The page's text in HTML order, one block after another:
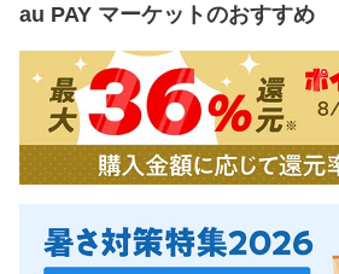
au PAY マーケットのおすすめ